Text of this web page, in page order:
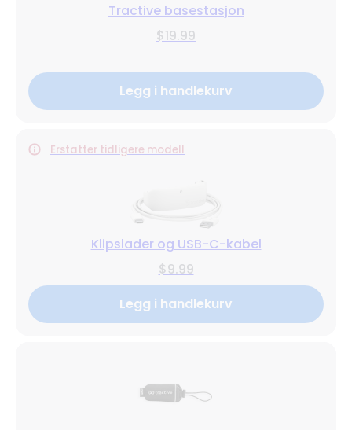
Tractive basestasjon
$19.99
Legg i handlekurv
Erstatter tidligere modell
Klipslader og USB-C-kabel
$9.99
Legg i handlekurv